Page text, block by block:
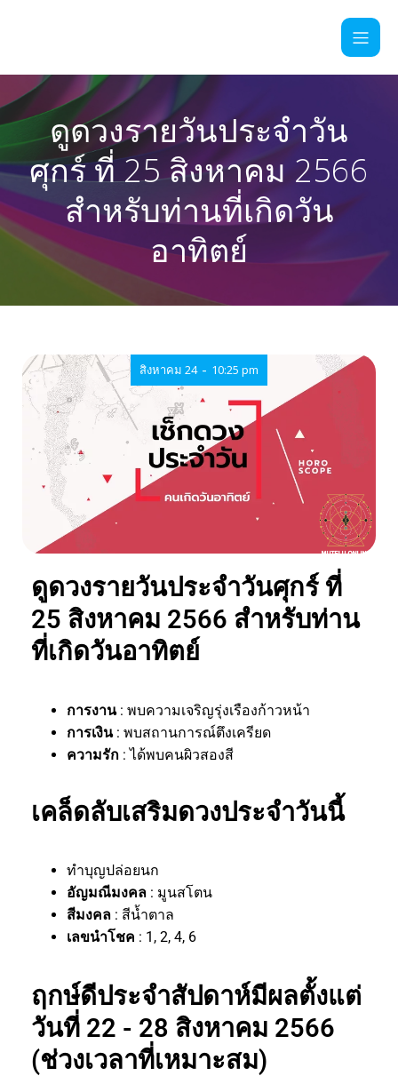
ดูดวงรายวันประจำวัน
ศุกร์ ที่ 25 สิงหาคม 2566
สำหรับท่านที่เกิดวัน
อาทิตย์
สิงหาคม 24 - 10:25 pm
ดูดวงรายวันประจำวันศุกร์ ที่
25 สิงหาคม 2566 สำหรับท่าน
ที่เกิดวันอาทิตย์
การงาน : พบความเจริญรุ่งเรืองก้าวหน้า
การเงิน: พบสถานการณ์ตึงเครียด
ความรัก : ได้พบคนผิวสองสี
เคล็ดลับเสริมดวงประจำวันนี้
ทำบุญปล่อยนก
อัญมณีมงคล : มูนสโตน
สีมงคล : สีน้ำตาล
เลขนำโชค : 1, 2, 4, 6
ฤกษ์ดีประจำสัปดาห์มีผลตั้งแต่
วันที่ 22 - 28 สิงหาคม 2566
(ช่วงเวลาที่เหมาะสม)